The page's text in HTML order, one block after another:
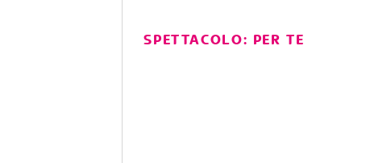
SPETTACOLO: PER TE